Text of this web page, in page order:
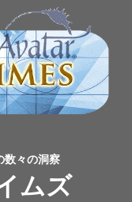
数々の洞察
ムズ